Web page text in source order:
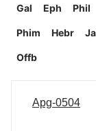
Gal Eph Phil
Phim Hebr
Offb
Apg-0504